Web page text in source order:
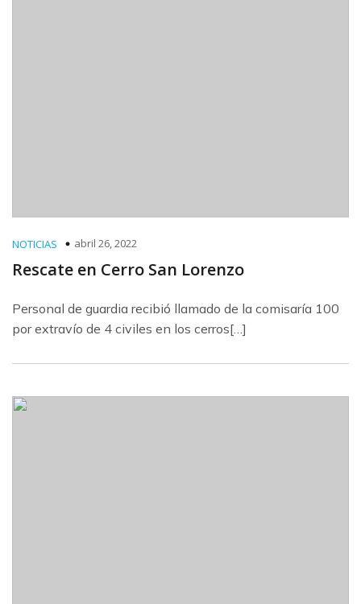
NOTICIAS abril 26, 2022
Rescate en Cerro San Lorenzo
Personal de guardia recibió llamado de la comisaría 100
por extravío de 4 civiles en los cerros[…]